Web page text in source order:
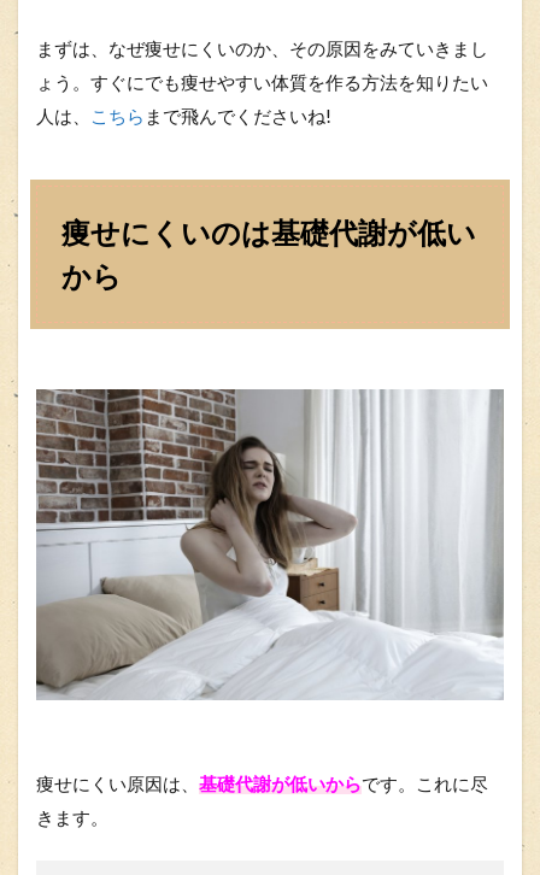
まずは、なぜ痩せにくいのか、その原因をみていきまし
ょう。すぐにでも痩せやすい体質を作る方法を知りたい
人は、
こちら まで飛んでくださいね!
痩せにくいのは基礎代謝が低い
から
痩せにくい原因は、 基礎代謝が低いからです。これに尽
きます。